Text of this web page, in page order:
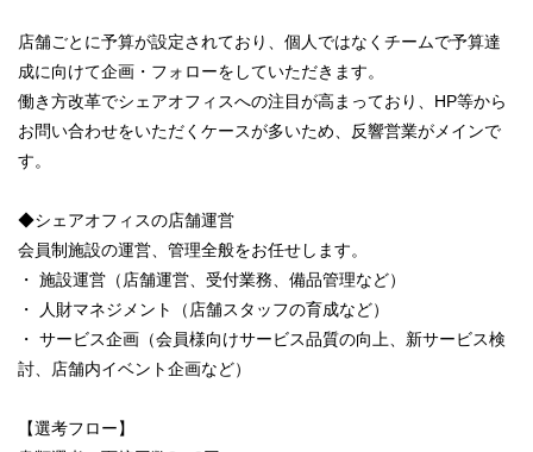
店舗ごとに予算が設定されており、個人ではなくチームで予算達
成に向けて企画・フォローをしていただきます。
働き方改革でシェアオフィスへの注目が高まっており、HP等から
お問い合わせをいただくケースが多いため、反響営業がメインで
す。
◆シェアオフィスの店舗運営
会員制施設の運営、管理全般をお任せします。
・ 施設運営（店舗運営、受付業務、備品管理など）
・ 人財マネジメント（店舗スタッフの育成など）
・ サービス企画（会員様向けサービス品質の向上、新サービス検
討、店舗内イベント企画など）
【選考フロー】